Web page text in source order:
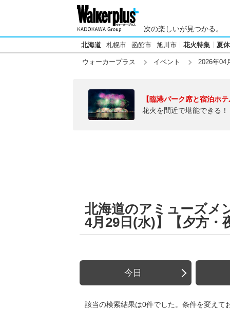
次の楽しいが見つかる。
北海道 札幌市 函館市 旭川市 花火特集 夏
ウォーカープラス イベント 2026年04
【臨港パーク席と宿泊ホ
花火を間近で堪能できる
北海道のアミューズメ
4月29日(水)】【夕方・
今日
該当の検索結果は0件でした。条件を変えて